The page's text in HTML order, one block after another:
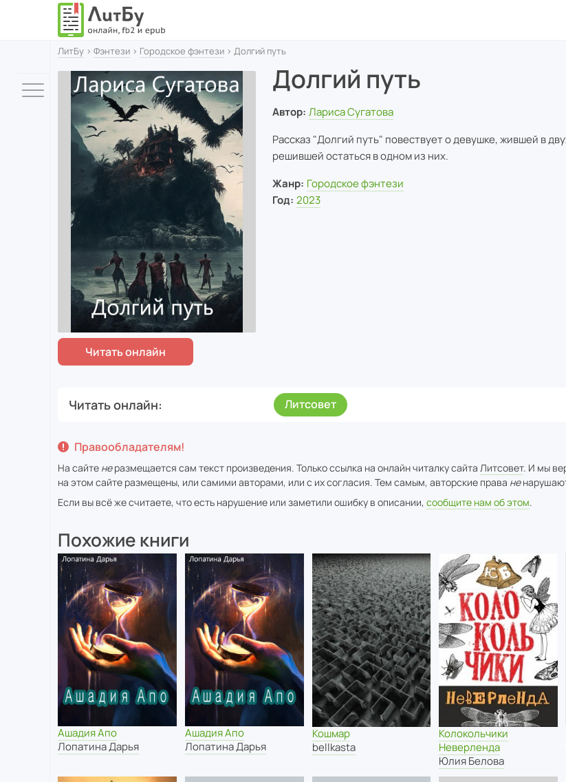
ЛитБу › Фэнтези › Городское фэнтези › Долгий путь
Долгий путь
Автор: Лариса Сугатова
Рассказ "Долгий путь" повествует о девушке, жившей в
решившей остаться в одном из них.
Жанр: Городское фэнтези
Год: 2023
Читать онлайн Литсовет
Правообладателям!
На сайте неразмещается сам текст произведения. Только ссылка на онлайн читалку сайта Литсовет. И мы
на этом сайте размещены, или самими авторами, или с их согласия. Тем самым, авторские права не
Если вы всё же считаете, что есть нарушение или заметили ошибку в описании, сообщите нам об этом.
Похожие книги
Ашадия Апо
Лопатина Дарья
Ашадия Апо
Лопатина Дарья
Кошмар
bellkasta
Колокольчики
Неверленда
Юлия Белова